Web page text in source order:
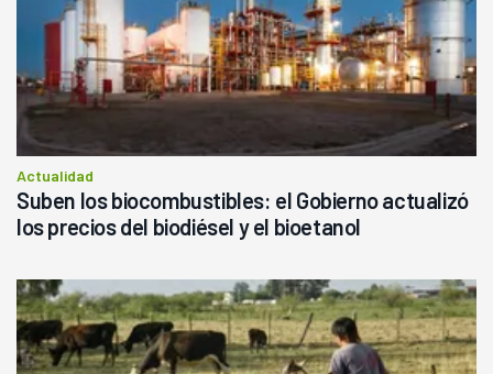
Actualidad
Suben los biocombustibles: el Gobierno actualizó
los precios del biodiésel y el bioetanol